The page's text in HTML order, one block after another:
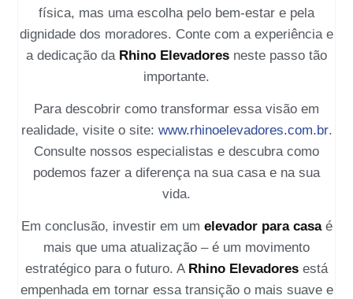
física, mas uma escolha pelo bem-estar e pela
dignidade dos moradores. Conte com a experiência e
a dedicação da Rhino Elevadores neste passo tão
importante.
Para descobrir como transformar essa visão em
realidade, visite o site: www.rhinoelevadores.com.br.
Consulte nossos especialistas e descubra como
podemos fazer a diferença na sua casa e na sua
vida.
Em conclusão, investir em um elevador para casaé
mais que uma atualização – é um movimento
estratégico para o futuro. A Rhino Elevadores está
empenhada em tornar essa transição o mais suave e